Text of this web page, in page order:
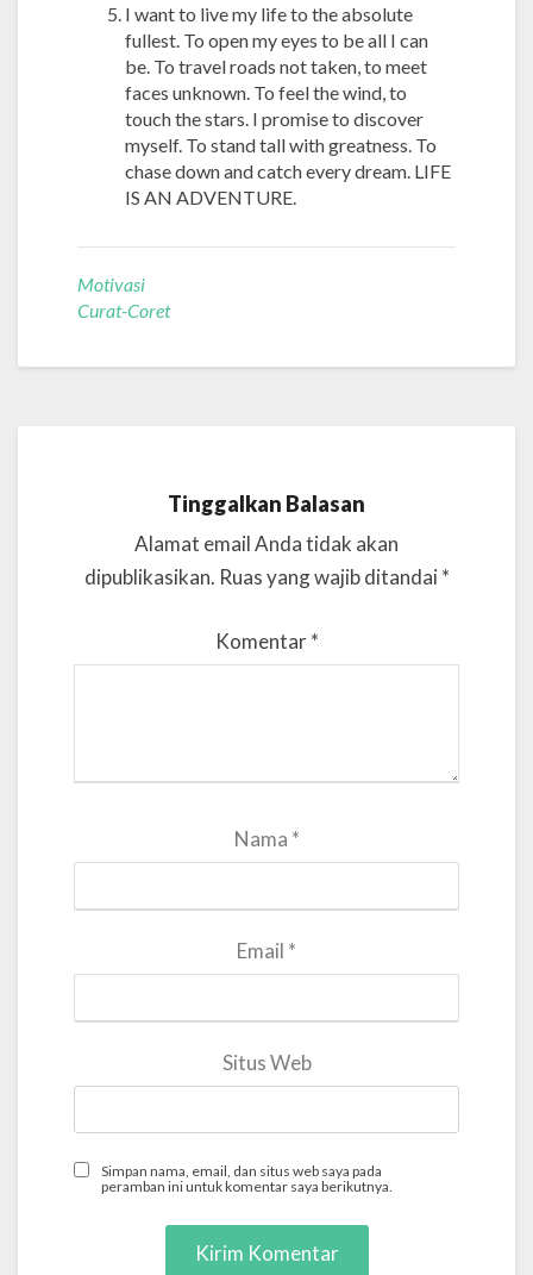
I want to live my life to the absolute
fullest. To open my eyes to be all I can
be. To travel roads not taken, to meet
faces unknown. To feel the wind, to
touch the stars. I promise to discover
myself. To stand tall with greatness. To
chase down and catch every dream. LIFE
IS AN ADVENTURE.
Motivasi
Curat-Coret
Tinggalkan Balasan
Alamat email Anda tidak akan
dipublikasikan. Ruas yang wajib ditandai*
Komentar*
Nama *
Email *
Situs Web
Simpan nama, email, dan situs web saya pada
peramban ini untuk komentar saya berikutnya.